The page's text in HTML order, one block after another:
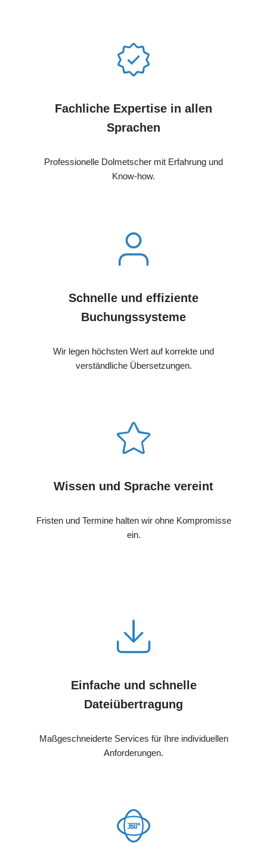
Fachliche Expertise in allen
Sprachen
Professionelle Dolmetscher mit Erfahrung und
Know-how.
Schnelle und effiziente
Buchungssysteme
Wir legen höchsten Wert auf korrekte und
verständliche Übersetzungen.
Wissen und Sprache vereint
Fristen und Termine halten wir ohne Kompromisse
ein.
Einfache und schnelle
Dateiübertragung
Maßgeschneiderte Services für Ihre individuellen
Anforderungen.